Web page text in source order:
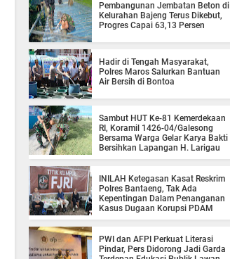
Pembangunan Jembatan Beton di
Kelurahan Bajeng Terus Dikebut,
Progres Capai 63,13 Persen
Hadir di Tengah Masyarakat,
Polres Maros Salurkan Bantuan
Air Bersih di Bontoa
Sambut HUT Ke-81 Kemerdekaan
RI, Koramil 1426-04/Galesong
Bersama Warga Gelar Karya Bakti
Bersihkan Lapangan H. Larigau
INILAH Ketegasan Kasat Reskrim
Polres Bantaeng, Tak Ada
Kepentingan Dalam Penanganan
Kasus Dugaan Korupsi PDAM
PWI dan AFPI Perkuat Literasi
Pindar, Pers Didorong Jadi Garda